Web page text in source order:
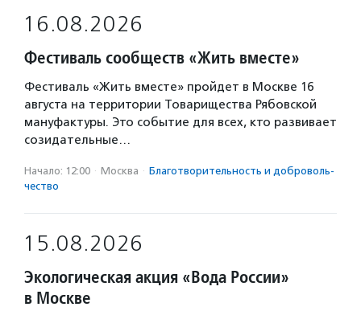
16.08.2026
Фестиваль сообществ «Жить вместе»
Фестиваль «Жить вместе» пройдет в Москве 16
августа на территории Товарищества Рябовской
мануфактуры. Это событие для всех, кто развивает
созидательные…
Начало: 12:00 · Москва · Благотвори­тель­ность и доброволь­
чест­во
15.08.2026
Экологическая акция «Вода России»
в Москве